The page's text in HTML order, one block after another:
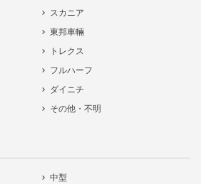
スカニア
東邦車輛
トレクス
フルハーフ
ダイニチ
その他・不明
中型